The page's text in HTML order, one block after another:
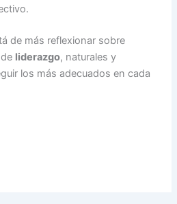
de más reflexionar sobre
liderazgo, naturales y
los más adecuados en cada